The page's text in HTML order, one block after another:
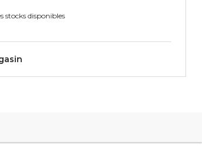
stocks disponibles